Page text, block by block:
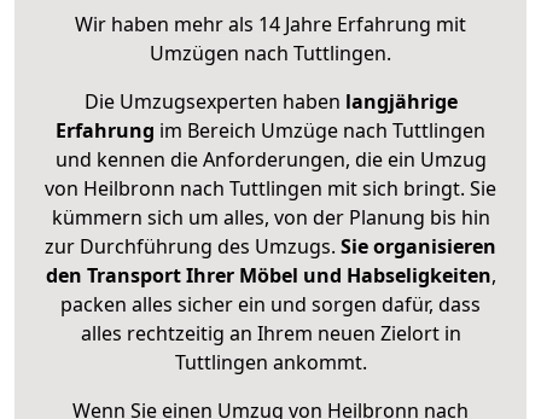
Wir haben mehr als 14 Jahre Erfahrung mit
Umzügen nach Tuttlingen.
Die Umzugsexperten haben langjährige
Erfahrung im Bereich Umzüge nach Tuttlingen
und kennen die Anforderungen, die ein Umzug
von Heilbronn nach Tuttlingen mit sich bringt. Sie
kümmern sich um alles, von der Planung bis hin
zur Durchführung des Umzugs. Sie organisieren
den Transport Ihrer Möbel und Habseligkeiten,
packen alles sicher ein und sorgen dafür, dass
alles rechtzeitig an Ihrem neuen Zielort in
Tuttlingen ankommt.
Wenn Sie einen Umzug von Heilbronn nach